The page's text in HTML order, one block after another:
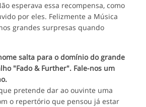
esperava essa recompensa, como
por eles. Felizmente a Música
grandes surpresas quando
salta para o domínio do grande
"Fado & Further". Fale-nos um
pretende dar ao ouvinte uma
o repertório que pensou já estar